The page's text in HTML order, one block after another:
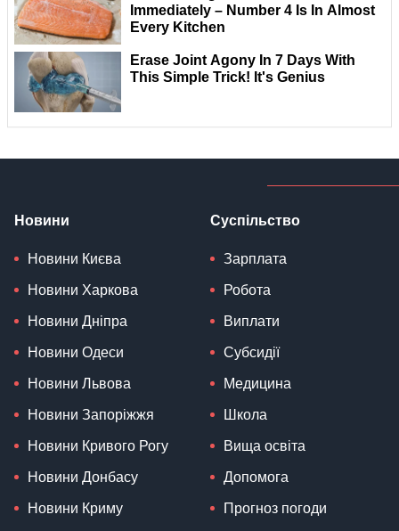
Новини
Новини Києва
Новини Харкова
Новини Дніпра
Новини Одеси
Новини Львова
Новини Запоріжжя
Новини Кривого Рогу
Новини Донбасу
Новини Криму
Суспільство
Зарплата
Робота
Виплати
Субсидії
Медицина
Школа
Вища освіта
Допомога
Прогноз погоди